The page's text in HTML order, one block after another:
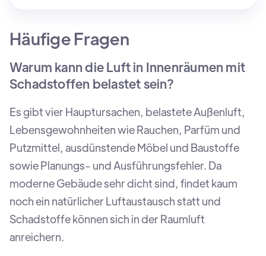
Häufige Fragen
Warum kann die Luft in Innenräumen mit
Schadstoffen belastet sein?
Es gibt vier Hauptursachen, belastete Außenluft,
Lebensgewohnheiten wie Rauchen, Parfüm und
Putzmittel, ausdünstende Möbel und Baustoffe
sowie Planungs- und Ausführungsfehler. Da
moderne Gebäude sehr dicht sind, findet kaum
noch ein natürlicher Luftaustausch statt und
Schadstoffe können sich in der Raumluft
anreichern.